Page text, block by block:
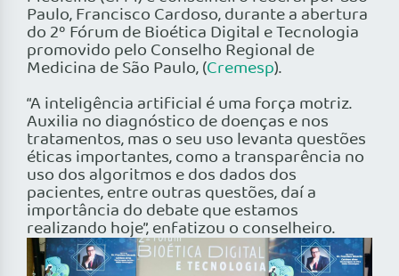
Paulo, Francisco Cardoso, durante a abertura
do 2º Fórum de Bioética Digital e Tecnologia
promovido pelo Conselho Regional de
Medicina de São Paulo, (Cremesp).
“A inteligência artificial é uma força motriz.
Auxilia no diagnóstico de doenças e nos
tratamentos, mas o seu uso levanta questões
éticas importantes, como a transparência no
uso dos algoritmos e dos dados dos
pacientes, entre outras questões, daí a
importância do debate que estamos
realizando hoje”, enfatizou o conselheiro.